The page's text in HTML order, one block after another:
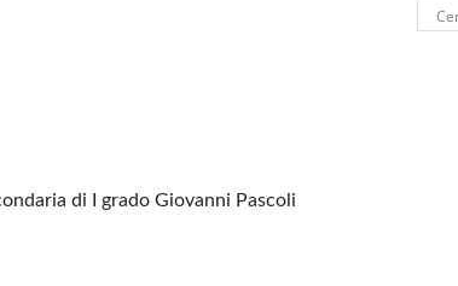
di I grado Giovanni Pascoli